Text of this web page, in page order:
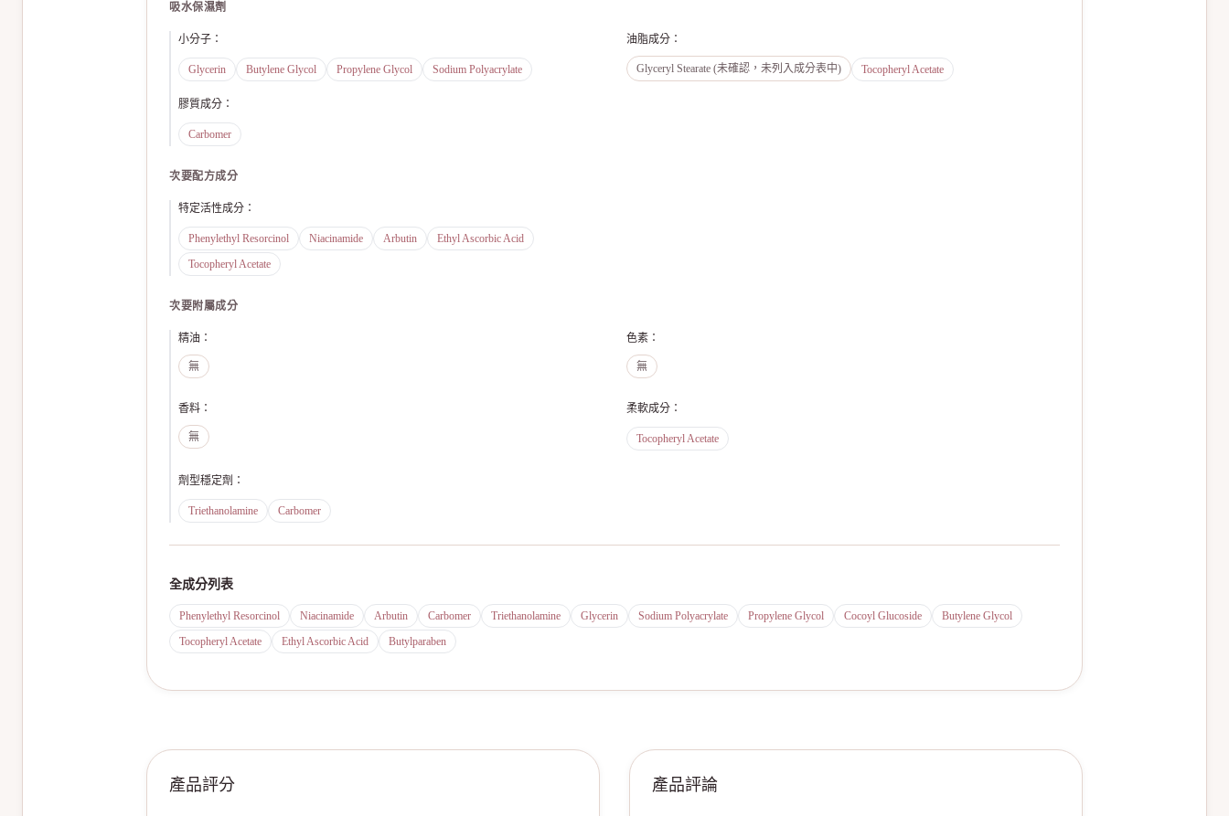
吸水保濕劑
小分子 ：
Glycerin Butylene Glycol Propylene Glycol Sodium Polyacrylate
油脂成分 ：
Glyceryl Stearate (未確認，未列入成分表中) Tocopheryl Acetate
膠質成分 ：
Carbomer
次要配方成分
特定活性成分 ：
Phenylethyl Resorcinol Niacinamide Arbutin
Ethyl Ascorbic Acid
Tocopheryl Acetate
次要附屬成分
精油 ：
無
色素 ：
無
香料 ：
無
柔軟成分 ：
Tocopheryl Acetate
劑型穩定劑 ：
Triethanolamine Carbomer
全成分列表
Phenylethyl Resorcinol Niacinamide Arbutin Carbomer Triethanolamine Glycerin Sodium Polyacrylate Propylene Glycol Cocoyl Glucoside
Butylene Glycol
Tocopheryl Acetate
Ethyl Ascorbic Acid Butylparaben
產品評分 產品評論